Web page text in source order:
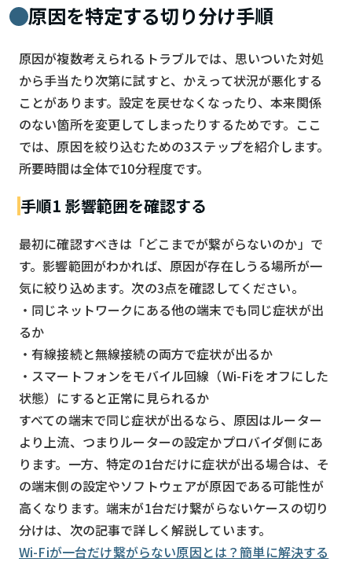
原因を特定する切り分け手順
原因が複数考えられるトラブルでは、思いついた対処
から手当たり次第に試すと、かえって状況が悪化する
ことがあります。設定を戻せなくなったり、本来関係
のない箇所を変更してしまったりするためです。ここ
では、原因を絞り込むための3ステップを紹介します。
所要時間は全体で10分程度です。
手順1 影響範囲を確認する
最初に確認すべきは「どこまでが繋がらないのか」で
す。影響範囲がわかれば、原因が存在しうる場所が一
気に絞り込めます。次の3点を確認してください。
・同じネットワークにある他の端末でも同じ症状が出
るか
・有線接続と無線接続の両方で症状が出るか
・スマートフォンをモバイル回線（Wi-Fiをオフにした
状態）にすると正常に見られるか
すべての端末で同じ症状が出るなら、原因はルーター
より上流、つまりルーターの設定かプロバイダ側にあ
ります。一方、特定の1台だけに症状が出る場合は、そ
の端末側の設定やソフトウェアが原因である可能性が
高くなります。端末が1台だけ繋がらないケースの切り
分けは、次の記事で詳しく解説しています。
Wi-Fiが一台だけ繋がらない原因とは？簡単に解決する